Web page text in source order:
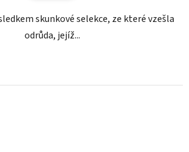
skunkové selekce, ze které vzešla
odrůda, jejíž...